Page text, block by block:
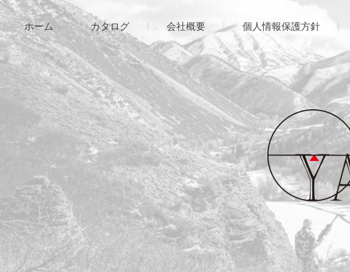
ホーム カタログ 会社概要 個人情報保護方針